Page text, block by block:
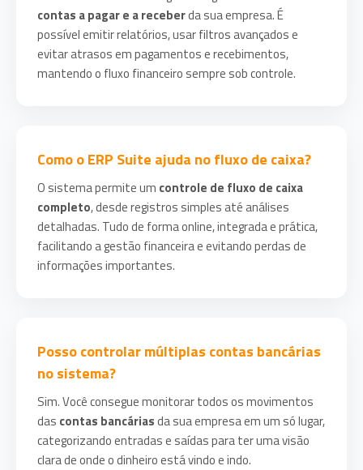
contas a pagar e a receberda sua empresa. É
possível emitir relatórios, usar filtros avançados e
evitar atrasos em pagamentos e recebimentos,
mantendo o fluxo financeiro sempre sob controle.
Como o ERP Suite ajuda no fluxo de caixa?
O sistema permite um controle de fluxo de caixa
completo, desde registros simples até análises
detalhadas. Tudo de forma online, integrada e prática,
facilitando a gestão financeira e evitando perdas de
informações importantes.
Posso controlar múltiplas contas bancárias
no sistema?
Sim. Você consegue monitorar todos os movimentos
das contas bancáriasda sua empresa em um só lugar,
categorizando entradas e saídas para ter uma visão
clara de onde o dinheiro está vindo e indo.